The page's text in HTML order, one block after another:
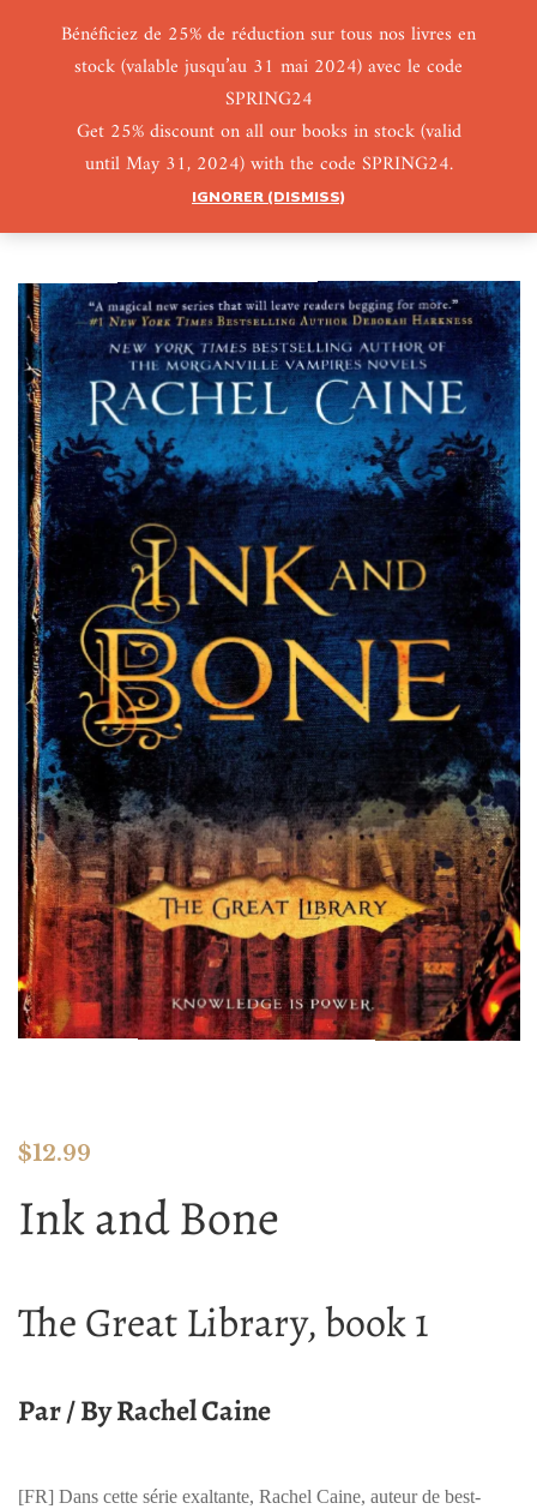
Bénéficiez de 25% de réduction sur tous nos livres en
stock (valable jusqu’au 31 mai 2024) avec le code
SPRING24
Get 25% discount on all our books in stock (valid
until May 31, 2024) with the code SPRING24.
IGNORER (DISMISS)
0 0
$12.99
Ink and Bone
The Great Library, book 1
Par / By Rachel Caine
[FR] Dans cette série exaltante, Rachel Caine, auteur de best-